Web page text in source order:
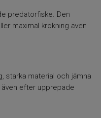
predatorfiske. Den
maximal krokning även
starka material och jämna
efter upprepade